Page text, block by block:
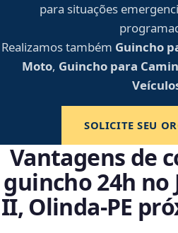
para situações
Realizamos também Guincho
Moto, Guincho para
SOLICITE SEU
Vantagens de
guincho 24h no
II, Olinda‑PE